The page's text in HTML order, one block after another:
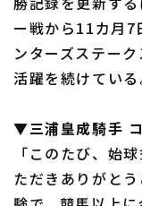
オリック
福岡ソフ
ー戦から11カ月7
ンターズステー
活躍を続けている
▼三浦皇成騎手
「このたび、始
ただきありがと